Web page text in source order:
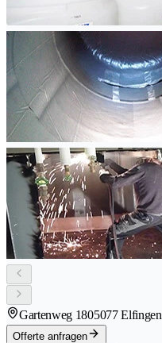
Gartenweg 1805077 Elfingen
Offerte anfragen